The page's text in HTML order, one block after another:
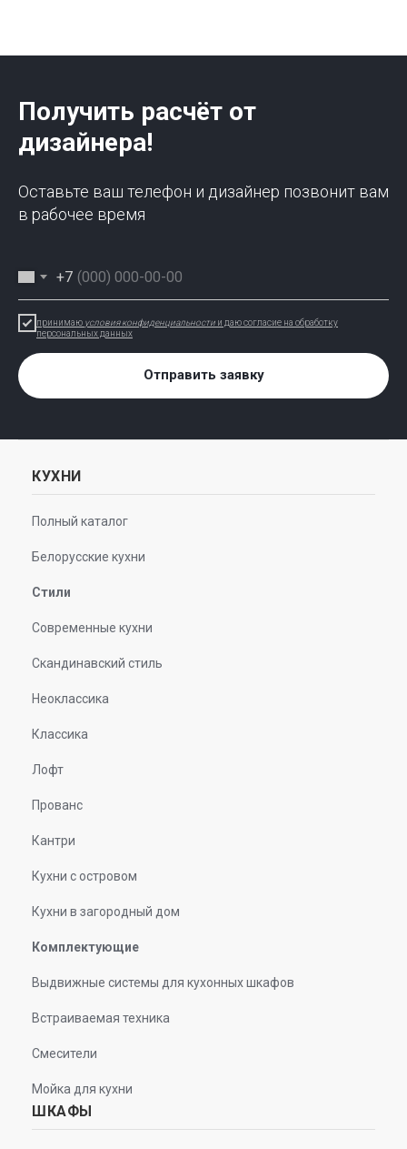
Получить расчёт от
дизайнера!
Оставьте ваш телефон и дизайнер позвонит вам
в рабочее время
+7
принимаю условия конфиденциальности и даю согласие на обработку
персональных данных
Отправить заявку
КУХНИ
Полный каталог
Белорусские кухни
Стили
Современные кухни
Скандинавский стиль
Неоклассика
Классика
Лофт
Прованс
Кантри
Кухни с островом
Кухни в загородный дом
Комплектующие
Выдвижные системы для кухонных шкафов
Встраиваемая техника
Смесители
Мойка для кухни
ШКАФЫ